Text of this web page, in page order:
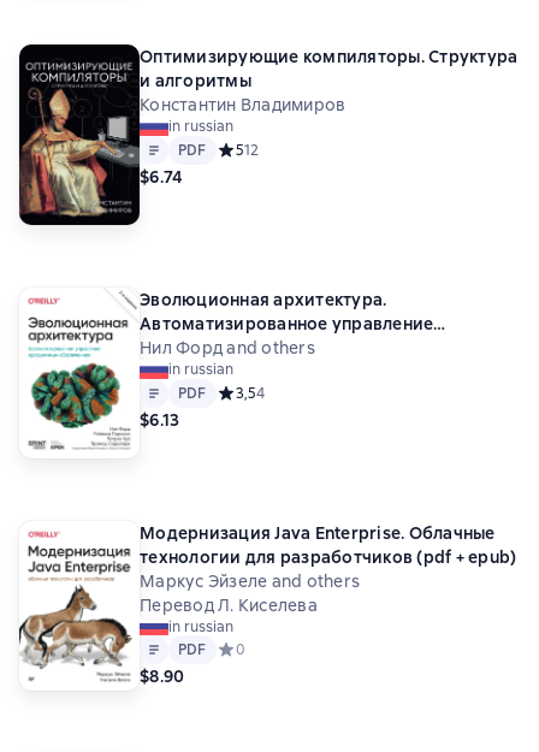
Оптимизирующие компиляторы. Структура
и алгоритмы
Константин Владимиров
in russian
Text
PDF
PDF Средний рейтинг 5 на основе 12 оценок
512
$6.74
Эволюционная архитектура.
Автоматизированное управление
программным обеспечением (+ epub)
Нил Форд and others
in russian
Text
PDF
PDF Средний рейтинг 3,5 на основе 4 оценок
3,54
$6.13
Модернизация Java Enterprise. Облачные
технологии для разработчиков (pdf + epub)
Маркус Эйзеле and others
Перевод Л. Киселева
in russian
Text
PDF
PDF Средний рейтинг 0 на основе 0 оценок
0
$8.90